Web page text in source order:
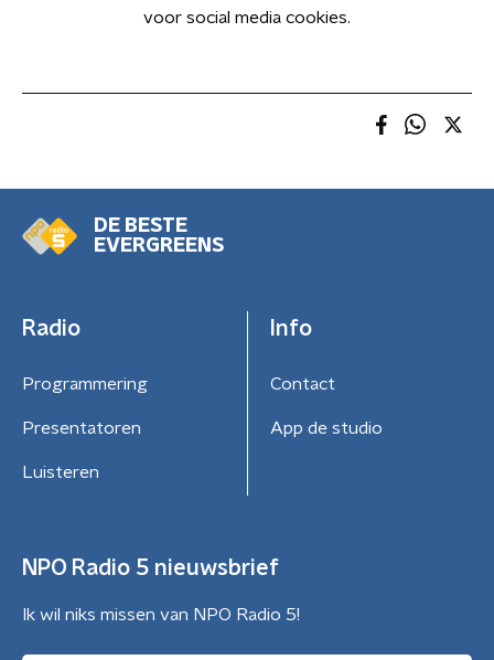
voor social media cookies.
DE BESTE
EVERGREENS
Radio
Programmering
Presentatoren
Luisteren
Info
Contact
App de studio
NPO Radio 5 nieuwsbrief
Ik wil niks missen van NPO Radio 5!